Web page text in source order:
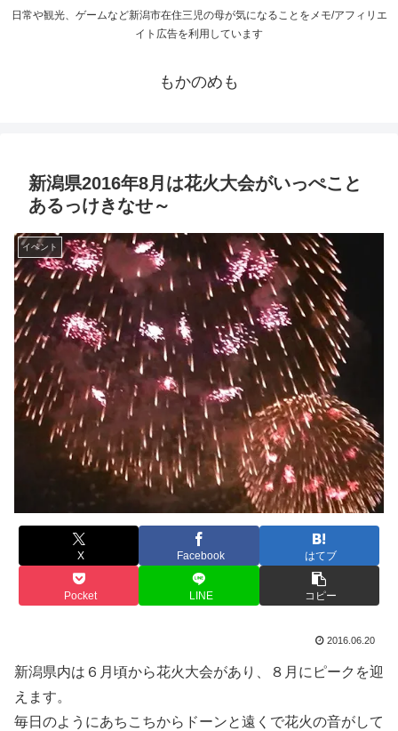
日常や観光、ゲームなど新潟市在住三児の母が気になることをメモ/アフィリエ
イト広告を利用しています
もかのめも
新潟県2016年8月は花火大会がいっぺこと
あるっけきなせ～
イベント
X Facebook はてブ
Pocket LINE コピー
2016.06.20
新潟県内は６月頃から花火大会があり、８月にピークを迎
えます。
毎日のようにあちこちからドーンと遠くで花火の音がして